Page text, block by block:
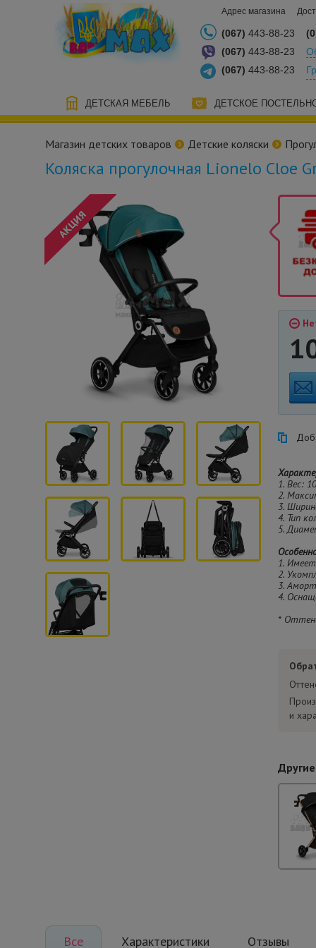
Адрес магазина
(067) 443-88-23
(067) 443-88-23
(067) 443-88-23
ДЕТСКАЯ МЕБЕЛЬ ДЕТСКОЕ
Магазин детских товаров Детские коляски
Коляска прогулочная Lionelo Cloe
1. Вес:
2.
3.
4. Тип
5.
1.
2.
3.
4.
*
и
Все Характеристики Отзывы